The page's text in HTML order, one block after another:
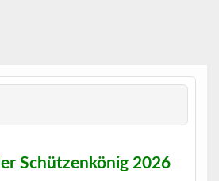
Schützenkönig 2026